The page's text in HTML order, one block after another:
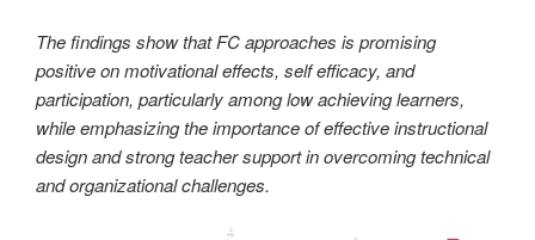
The findings show that FC approaches is promising
positive on motivational effects, self efficacy, and
participation, particularly among low achieving learners,
while emphasizing the importance of effective instructional
design and strong teacher support in overcoming technical
and organizational challenges.